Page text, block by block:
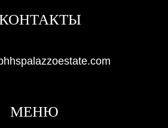
МЕНЮ